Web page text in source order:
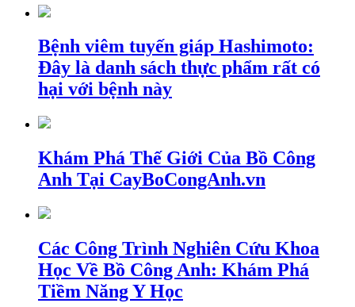
Bệnh viêm tuyến giáp Hashimoto:
Đây là danh sách thực phẩm rất có
hại với bệnh này
Khám Phá Thế Giới Của Bồ Công
Anh Tại CayBoCongAnh.vn
Các Công Trình Nghiên Cứu Khoa
Học Về Bồ Công Anh: Khám Phá
Tiềm Năng Y Học